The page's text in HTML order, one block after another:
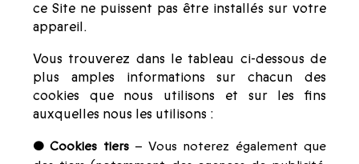
ce Site ne puissent pas être installés sur votre
appareil.
Vous trouverez dans le tableau ci-dessous de
plus amples informations sur chacun des
cookies que nous utilisons et sur les fins
auxquelles nous les utilisons :
• Cookies tiers – Vous noterez également que